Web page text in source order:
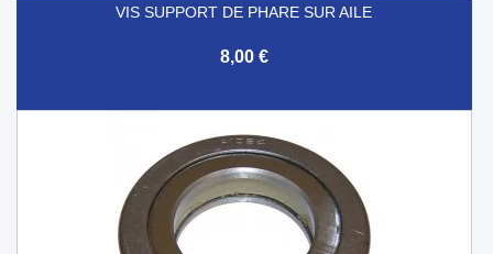
VIS SUPPORT DE PHARE SUR AILE
8,00 €